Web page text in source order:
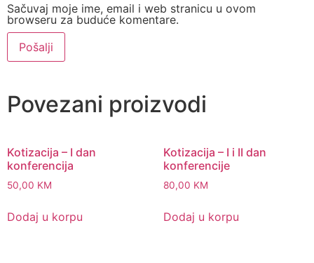
Sačuvaj moje ime, email i web stranicu u ovom
browseru za buduće komentare.
Povezani proizvodi
Kotizacija – I dan
konferencija
50,00 KM
Dodaj u korpu
Kotizacija – I i II dan
konferencije
80,00 KM
Dodaj u korpu